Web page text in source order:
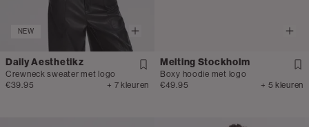
NEW
Daily Aesthetikz
Crewneck sweater met logo
€39.95
+ 7 kleuren
Melting Stockholm
Boxy hoodie met logo
€49.95
+ 5 kleuren